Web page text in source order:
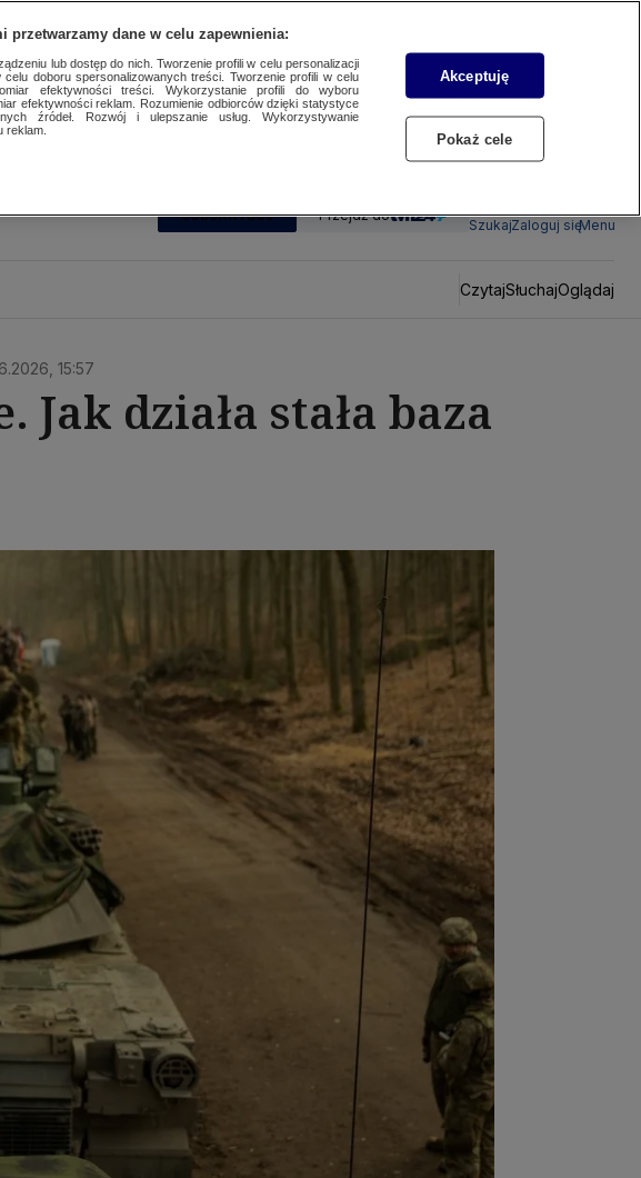
SUBSKRYBUJ Przejdź do
SzukajZaloguj sięMenu
CzytajSłuchajOglądaj
15:57
Jak działa stała baza
przetwarzamy dane w celu zapewnienia:
lub dostęp do nich. Tworzenie profili w celu personalizacji
doboru spersonalizowanych treści. Tworzenie profili w celu
efektywności treści. Wykorzystanie profili do wyboru
efektywności reklam. Rozumienie odbiorców dzięki statystyce
źródeł. Rozwój i ulepszanie usług. Wykorzystywanie
reklam.
Akceptuję
Pokaż cele